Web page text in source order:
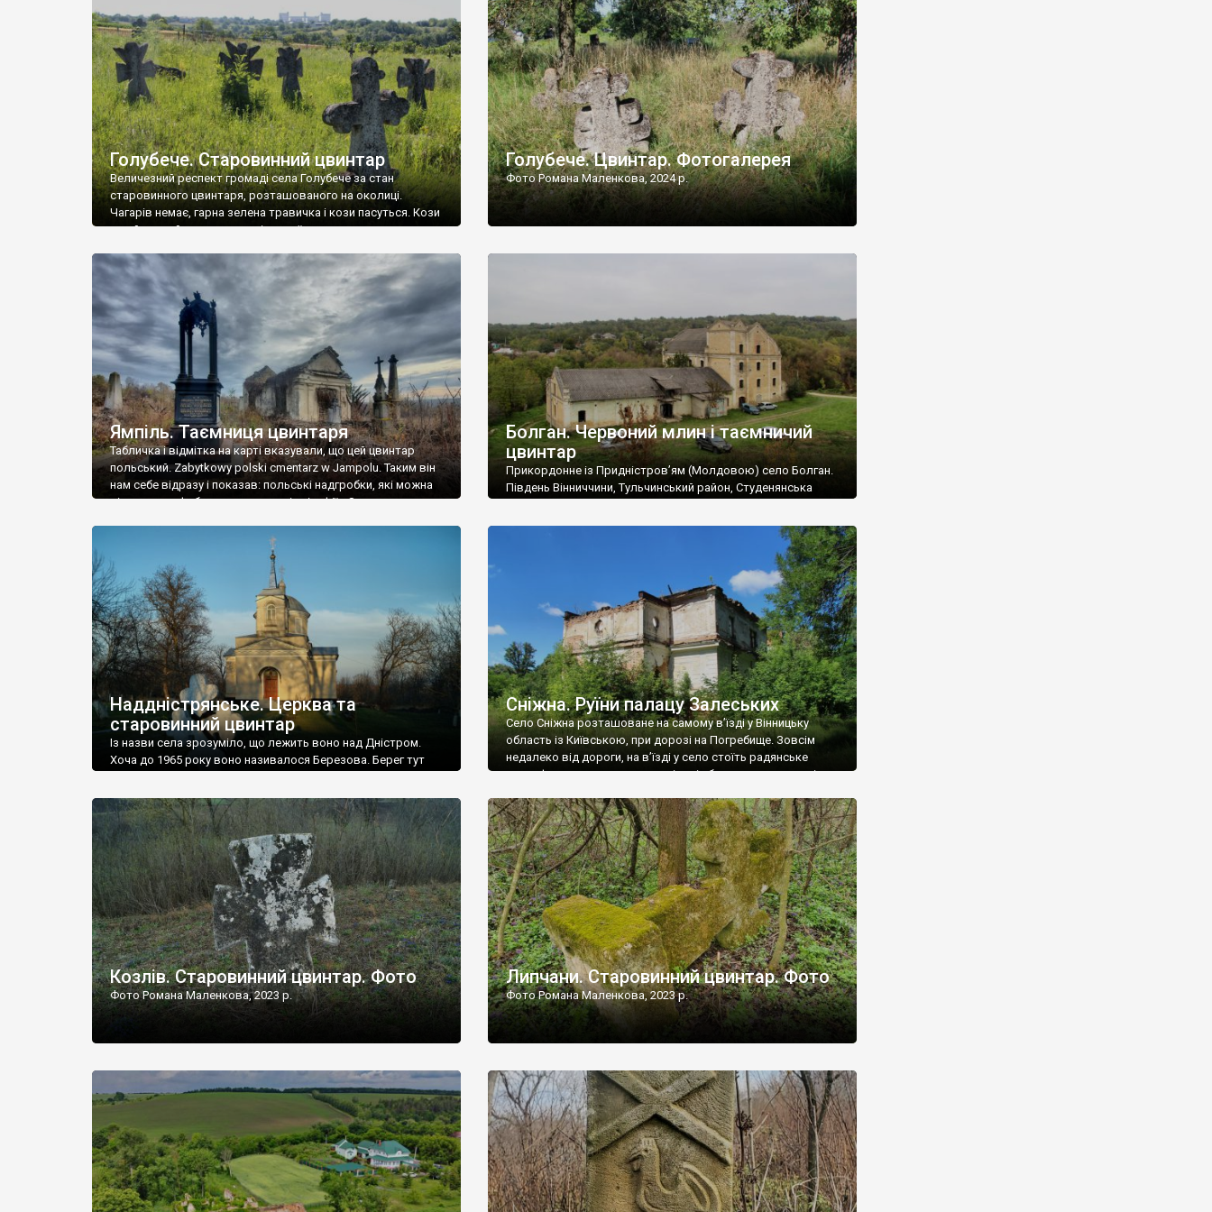
[…]
Голубече. Старовинний цвинтар
Величезний респект громаді села Голубече за стан
старовинного цвинтаря, розташованого на околиці.
Чагарів немає, гарна зелена травичка і кози пасуться. Кози
– найкращий регулятор шкідливої, для старих кладовищ,
бруньками, кози ті бруньки обгризають, бо то улюблений
делікатес. На цвинтарі у Голубечому ціла колекція
різноманітних форм хрестів. Село відносно невелике, […]
Голубече. Цвинтар. Фотогалерея
Фото Романа Маленкова, 2024 р.
Ямпіль. Таємниця цвинтаря
Табличка і відмітка на карті вказували, що цей цвинтар
польський. Zabytkowy polski cmentarz w Jampolu. Таким він
нам себе відразу і показав: польські надгробки, які можна
віднести до фабричних, польські епітафії… Загалом цвинтар
виявилося більше семи гектарів. Перше враження про
абсолютну звичайність польського цвинтаря виявилося
оманливим – […]
Болган. Червоний млин і таємничий
цвинтар
Прикордонне із Придністров’ям (Молдовою) село Болган.
Південь Вінниччини, Тульчинський район, Студенянська
старовинний цвинтар із кам’яними хрестами. Всі епітафії, які
збереглися, написані кирилицею, церковнослов’янською
мовою. За всіма традиційними ознаками – цвинтар
український. Хрести датуються 19 століттям. У 1924-1940
роках Болган […]
Наддністрянське. Церква та
старовинний цвинтар
Із назви села зрозуміло, що лежить воно над Дністром.
Хоча до 1965 року воно називалося Березова. Берег тут
Наддністрянське відрізняється від більшості навколишніх
сіл. У селі є мурована Михайлівська церква. Точної дати […]
Сніжна. Руїни палацу Залеських
Село Сніжна розташоване на самому в’їзді у Вінницьку
область із Київською, при дорозі на Погребище. Зовсім
недалеко від дороги, на в’їзді у село стоїть радянське
рельєфне пано, яке показує жінку і яблуню, а трохи далі,
дороги їх не видно, але видно дві стареньких колії у траві –
[…]
Козлів. Старовинний цвинтар. Фото
Фото Романа Маленкова, 2023 р.
Липчани. Старовинний цвинтар. Фото
Фото Романа Маленкова, 2023 р.